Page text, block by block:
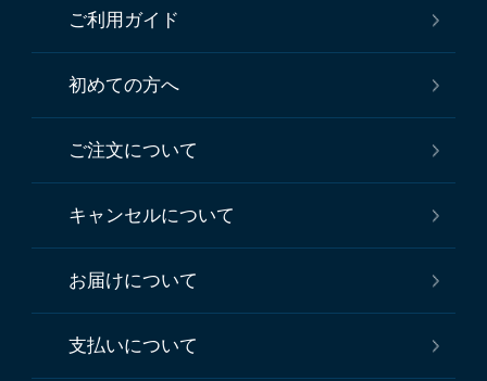
ご利用ガイド
初めての方へ
ご注文について
キャンセルについて
お届けについて
支払いについて